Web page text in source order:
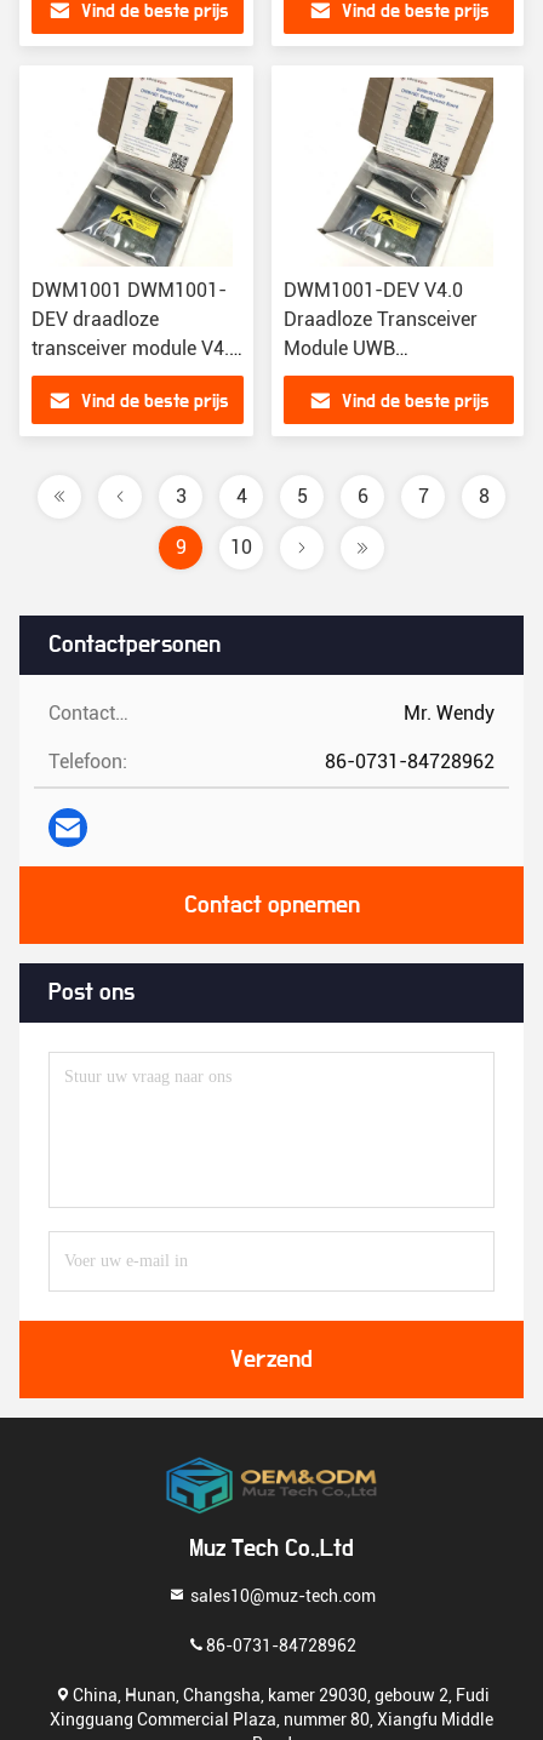
Contactpersonen
Contactpersonen: Mr. Wendy
Telefoon: 86-0731-84728962
Contact opnemen
Post ons
Verzend
RM520N-GL
Vind de beste prijs
DEV
Vind de beste prijs
DWM1001 DWM1001-
DEV draadloze
transceiver module V4.0
UWB Development
BoardVind de beste prijs
DWM1001-DEV V4.0
Draadloze Transceiver
Module UWB
Ontwikkelingsraad Uwb
Locatie DWM1001C
DWM1000
Vind de beste prijs
3 4 5 6 7 8
9 10
Muz Tech Co.,Ltd
sales10@muz-tech.com
86-0731-84728962
China, Hunan, Changsha, kamer 29030, gebouw 2, Fudi
Xingguang Commercial Plaza, nummer 80, Xiangfu Middle